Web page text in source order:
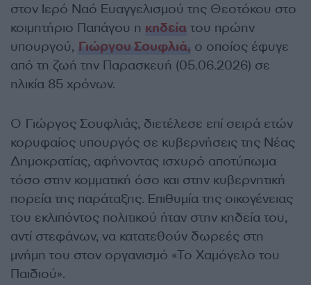
στον Ιερό Ναό Ευαγγελισμού της Θεοτόκου στο
κοιμητήριο Παπάγου η κηδεία του πρώην
υπουργού, Γιώργου Σουφλιά, ο οποίος έφυγε
από τη ζωή την Παρασκευή (05.06.2026) σε
ηλικία 85 χρόνων.
Ο Γιώργος Σουφλιάς, διετέλεσε επί σειρά ετών
κορυφαίος υπουργός σε κυβερνήσεις της Νέας
Δημοκρατίας, αφήνοντας ισχυρό αποτύπωμα
τόσο στην κομματική όσο και στην κυβερνητική
πορεία της παράταξης. Επιθυμία της οικογένειας
του εκλιπόντος πολιτικού ήταν στην κηδεία του,
αντί στεφάνων, να κατατεθούν δωρεές στη
μνήμη του στον οργανισμό «Το Χαμόγελο του
Παιδιού».